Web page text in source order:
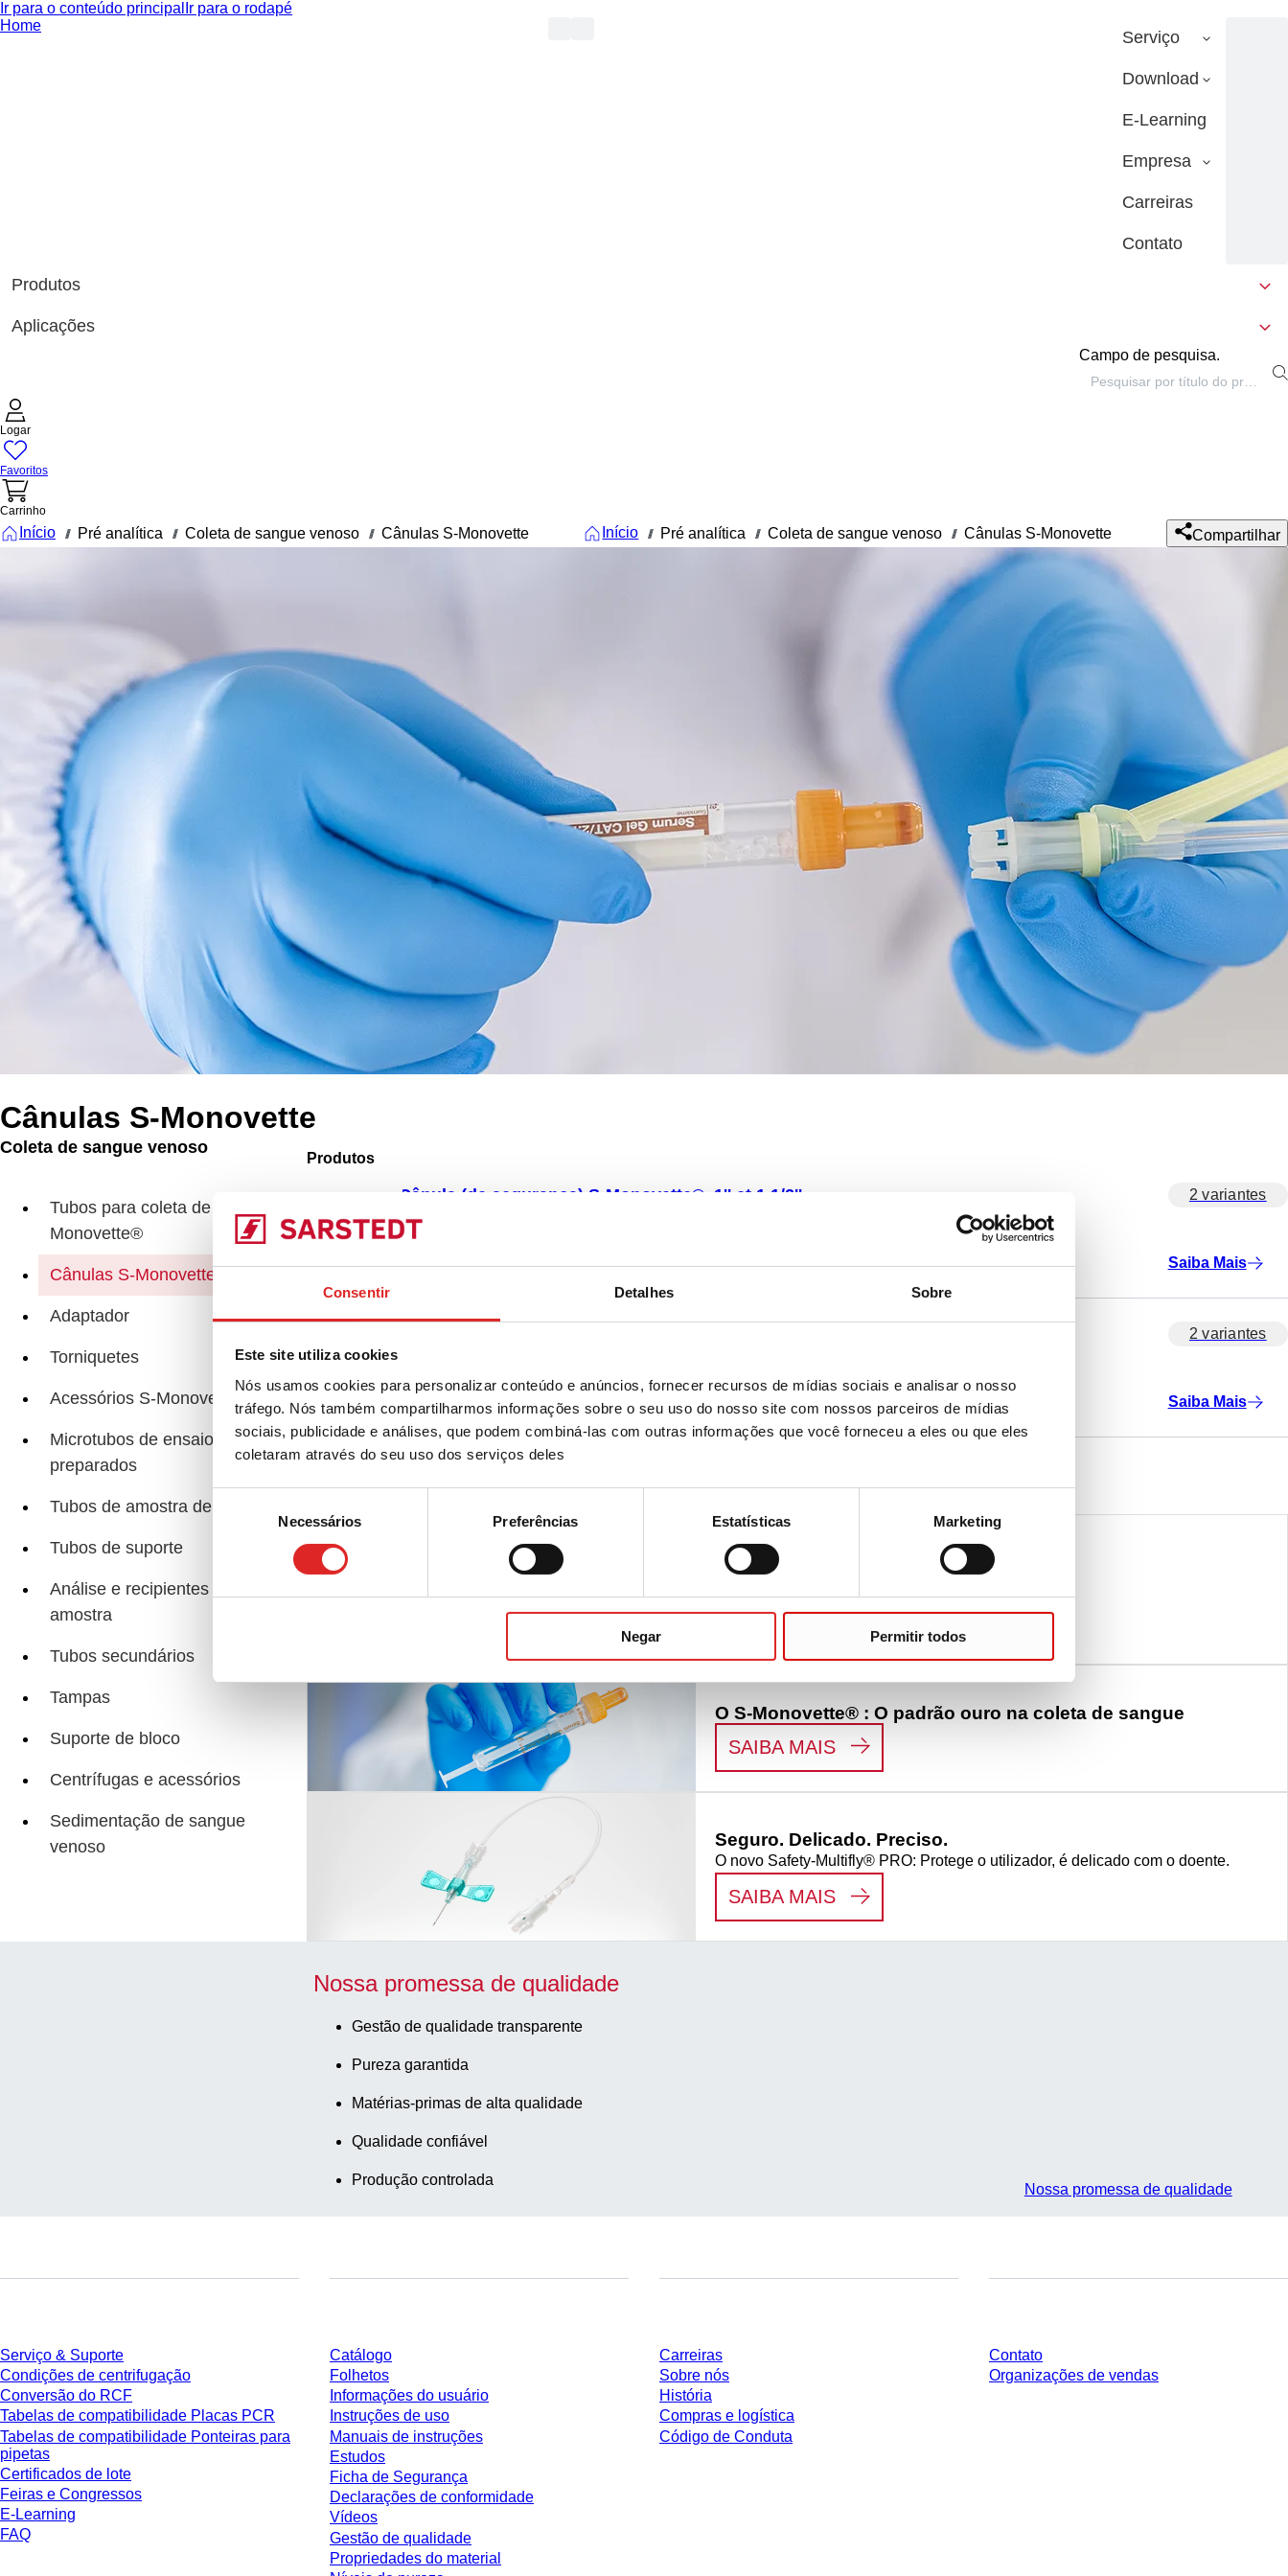
Consentir Detalhes Sobre
Este site utiliza cookies
Nós usamos cookies para personalizar conteúdo e anúncios, fornecer recursos de mídias sociais e analisar o nosso
tráfego. Nós também compartilharmos informações sobre o seu uso do nosso site com nossos parceiros de mídias
sociais, publicidade e análises, que podem combiná-las com outras informações que você forneceu a eles ou que eles
coletaram através do seu uso dos serviços deles
consentimento
Necessários Preferências Estatísticas Marketing
Negar Permitir todos
Ir para o conteúdo principal Ir para o rodapé
Home
Serviço
Download
E-Learning
Empresa
Carreiras
Contato
Produtos
Aplicações
Campo de pesquisa.
Logar
Favoritos
Carrinho
Início /// Pré analítica /// Coleta de sangue venoso /// Cânulas S-Monovette Início /// Pré analítica /// Coleta de sangue venoso /// Cânulas S-Monovette Compartilhar
Cânulas S-Monovette
Coleta de sangue venoso
Tubos para coleta de sangue S-
Monovette®
Cânulas S-Monovette
Adaptador
Torniquetes
Acessórios S-Monovette®
Microtubos de ensaio
preparados
Tubos de amostra de preparado
Tubos de suporte
Análise e recipientes de
amostra
Tubos secundários
Tampas
Suporte de bloco
Centrífugas e acessórios
Sedimentação de sangue
venoso
Produtos
Cânula (de segurança) S-Monovette®, 1'' et 1 1/2'' 2 variantes
Saiba Mais
2 variantes
Saiba Mais
Fluxo de trabalho pré-analítico
SAIBA MAIS:FLUXO DE TRABALHO PRÉ-ANALÍTICO
O S-Monovette® : O padrão ouro na coleta de sangue
SAIBA MAIS: O S-MONOVETTE® : O PADRÃO OURO NA
Seguro. Delicado. Preciso.
O novo Safety-Multifly® PRO: Protege o utilizador, é delicado com o doente.
SAIBA MAIS: SEGURO. DELICADO. PRECISO.
Nossa promessa de qualidade
Gestão de qualidade transparente
Pureza garantida
Matérias-primas de alta qualidade
Qualidade confiável
Produção controlada
Nossa promessa de qualidade
Serviço & Suporte
Condições de centrifugação
Conversão do RCF
Tabelas de compatibilidade Placas PCR
Tabelas de compatibilidade Ponteiras para
pipetas
Certificados de lote
Feiras e Congressos
E-Learning
FAQ
Catálogo
Folhetos
Informações do usuário
Instruções de uso
Manuais de instruções
Estudos
Ficha de Segurança
Declarações de conformidade
Vídeos
Gestão de qualidade
Propriedades do material
Carreiras
Sobre nós
História
Compras e logística
Código de Conduta
Contato
Organizações de vendas